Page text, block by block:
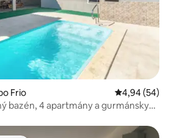
Frio Priemerné
4,94 (54)
bazén, 4 apartmány a gurmánsky